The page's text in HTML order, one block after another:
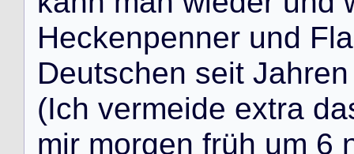
Heckenpenner und Fla
Deutschen seit Jahren
(Ich vermeide extra da
mir morgen früh um 6